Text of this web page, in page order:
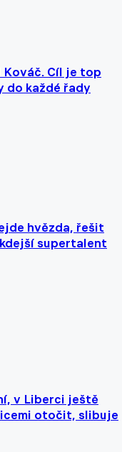
Cíl je top
do každé řady
hvězda, řešit
supertalent
v Liberci ještě
otočit, slibuje